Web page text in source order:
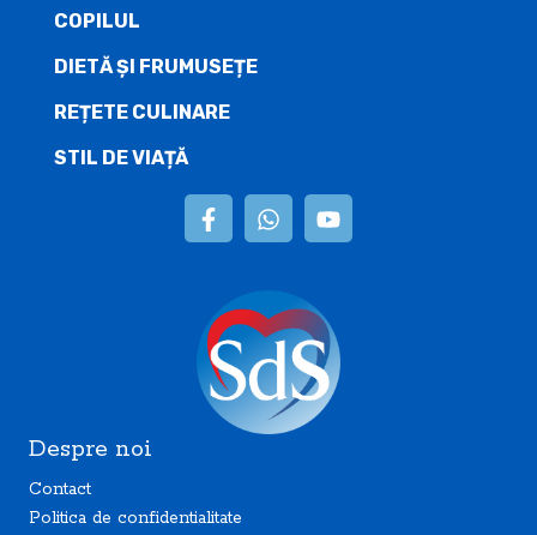
COPILUL
DIETĂ ŞI FRUMUSEȚE
REȚETE CULINARE
STIL DE VIAȚĂ
Despre noi
Contact
Politica de confidentialitate